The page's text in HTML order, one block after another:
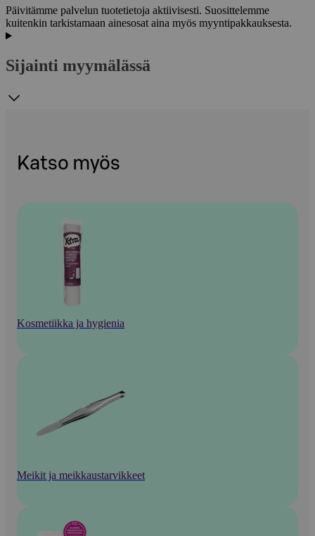
Päivitämme palvelun tuotetietoja aktiivisesti. Suosittelemme
kuitenkin tarkistamaan ainesosat aina myös myyntipakkauksesta.
Sijainti myymälässä
Katso myös
Kosmetiikka ja hygienia
Meikit ja meikkaustarvikkeet